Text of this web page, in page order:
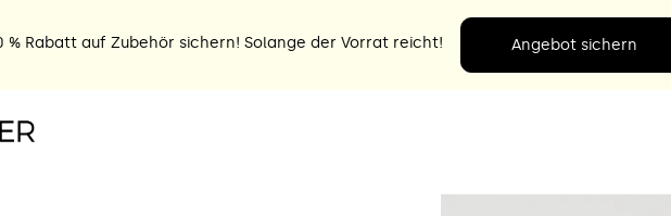
% Rabatt auf Zubehör sichern! Solange der Vorrat reicht! Angebot sichern